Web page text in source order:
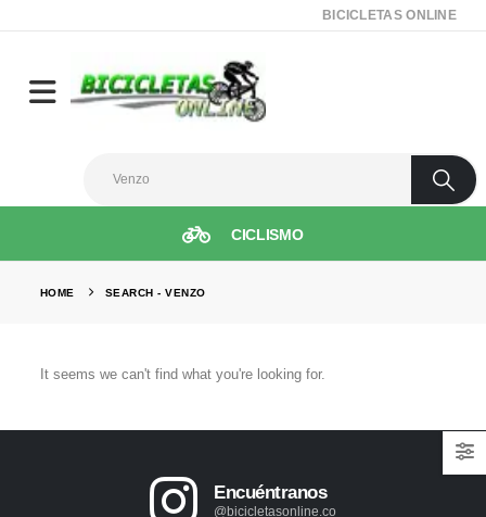
BICICLETAS ONLINE
CICLISMO
HOME SEARCH - VENZO
It seems we can't find what you're looking for.
Encuéntranos
@bicicletasonline.co